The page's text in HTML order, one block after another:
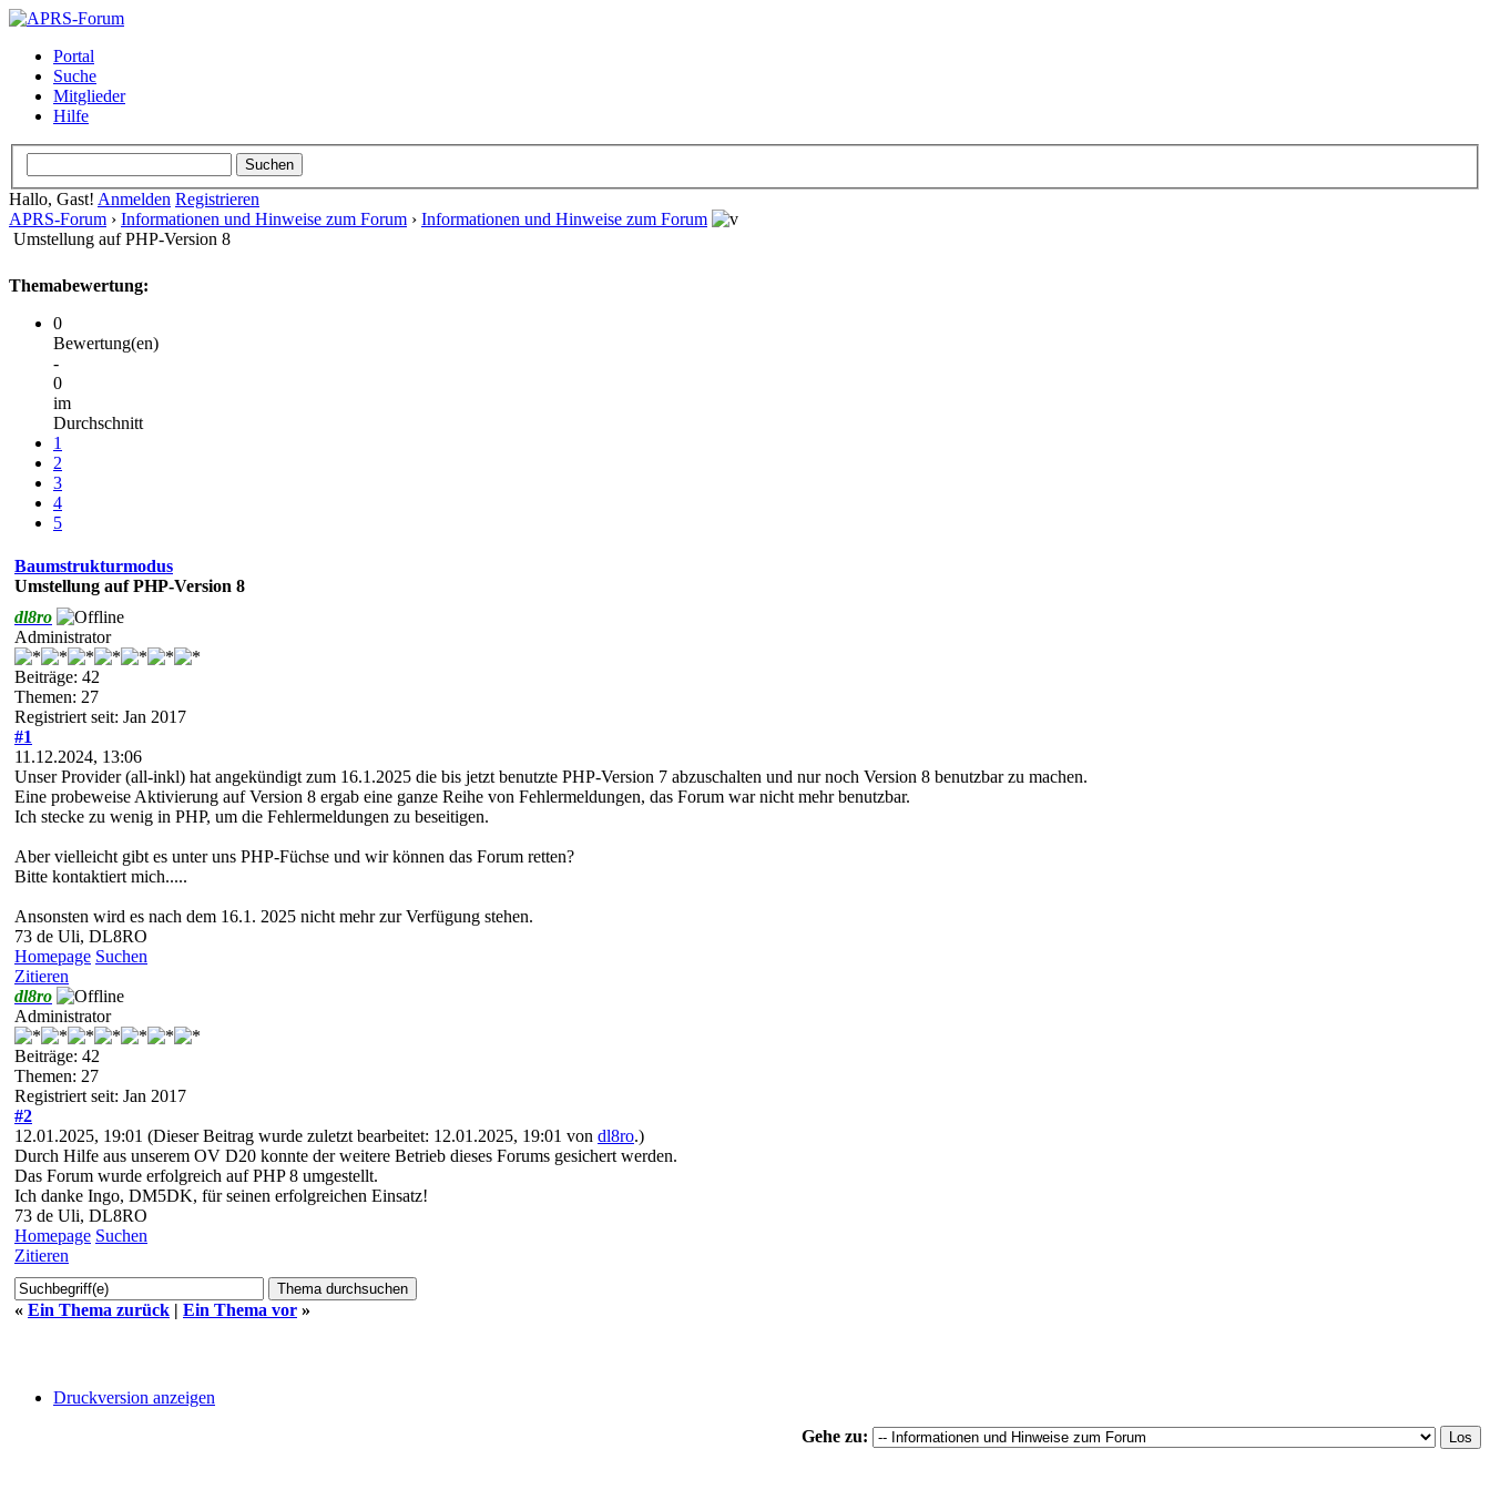
Portal
Suche
Mitglieder
Hilfe
Hallo, Gast! Anmelden Registrieren
APRS-Forum › Informationen und Hinweise zum Forum › Informationen und Hinweise zum Forum
Umstellung auf PHP-Version 8
Themabewertung:
0
Bewertung(en)
-
0
im
Durchschnitt
1
2
3
4
5
Baumstrukturmodus
Umstellung auf PHP-Version 8
dl8ro
Administrator
Beiträge: 42
Themen: 27
Registriert seit: Jan 2017
#1
11.12.2024, 13:06
Unser Provider (all-inkl) hat angekündigt zum 16.1.2025 die bis jetzt benutzte PHP-Version 7 abzuschalten und nur noch Version 8 benutzbar zu machen.
Eine probeweise Aktivierung auf Version 8 ergab eine ganze Reihe von Fehlermeldungen, das Forum war nicht mehr benutzbar.
Ich stecke zu wenig in PHP, um die Fehlermeldungen zu beseitigen.
Aber vielleicht gibt es unter uns PHP-Füchse und wir können das Forum retten?
Bitte kontaktiert mich.....
Ansonsten wird es nach dem 16.1. 2025 nicht mehr zur Verfügung stehen.
73 de Uli, DL8RO
Homepage Suchen
Zitieren
dl8ro
Administrator
Beiträge: 42
Themen: 27
Registriert seit: Jan 2017
#2
12.01.2025, 19:01 (Dieser Beitrag wurde zuletzt bearbeitet: 12.01.2025, 19:01 von dl8ro.)
Durch Hilfe aus unserem OV D20 konnte der weitere Betrieb dieses Forums gesichert werden.
Das Forum wurde erfolgreich auf PHP 8 umgestellt.
Ich danke Ingo, DM5DK, für seinen erfolgreichen Einsatz!
73 de Uli, DL8RO
Homepage Suchen
Zitieren
« Ein Thema zurück | Ein Thema vor »
Druckversion anzeigen
Gehe zu: